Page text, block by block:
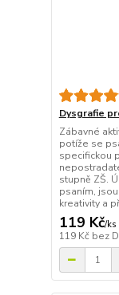
Dysgrafie
Zábavné
potíže se
specifickou
stupně ZŠ.
psaním,
kreativity a
119 Kč/ks
119 Kč bez